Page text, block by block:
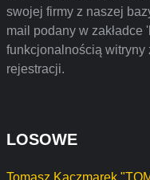
swojej firmy z naszej
mail podany w zakładce
funkcjonalnością witryny
rejestracji.
LOSOWE
Tomasz Kaczmarek